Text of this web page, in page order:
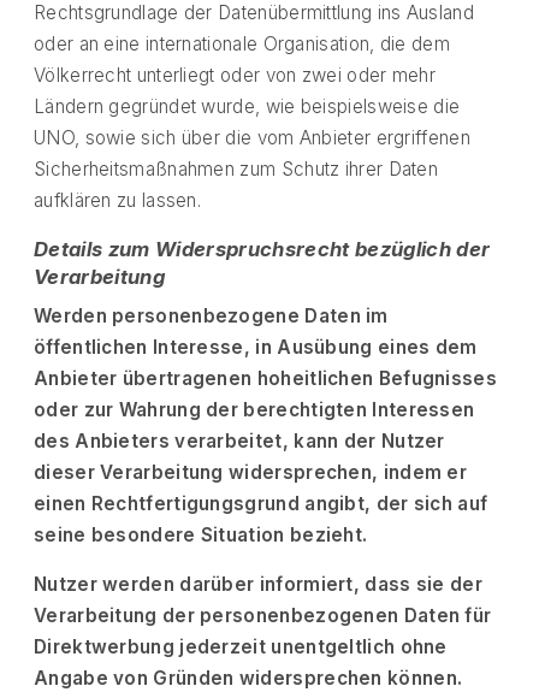
Rechtsgrundlage der Datenübermittlung ins Ausland
oder an eine internationale Organisation, die dem
Völkerrecht unterliegt oder von zwei oder mehr
Ländern gegründet wurde, wie beispielsweise die
UNO, sowie sich über die vom Anbieter ergriffenen
Sicherheitsmaßnahmen zum Schutz ihrer Daten
aufklären zu lassen.
Details zum Widerspruchsrecht bezüglich der
Verarbeitung
Werden personenbezogene Daten im
öffentlichen Interesse, in Ausübung eines dem
Anbieter übertragenen hoheitlichen Befugnisses
oder zur Wahrung der berechtigten Interessen
des Anbieters verarbeitet, kann der Nutzer
dieser Verarbeitung widersprechen, indem er
einen Rechtfertigungsgrund angibt, der sich auf
seine besondere Situation bezieht.
Nutzer werden darüber informiert, dass sie der
Verarbeitung der personenbezogenen Daten für
Direktwerbung jederzeit unentgeltlich ohne
Angabe von Gründen widersprechen können.